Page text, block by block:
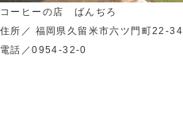
コーヒーの店 ばんぢろ
住所／ 福岡県久留米市六ツ門町22-34
電話／0954-32-0